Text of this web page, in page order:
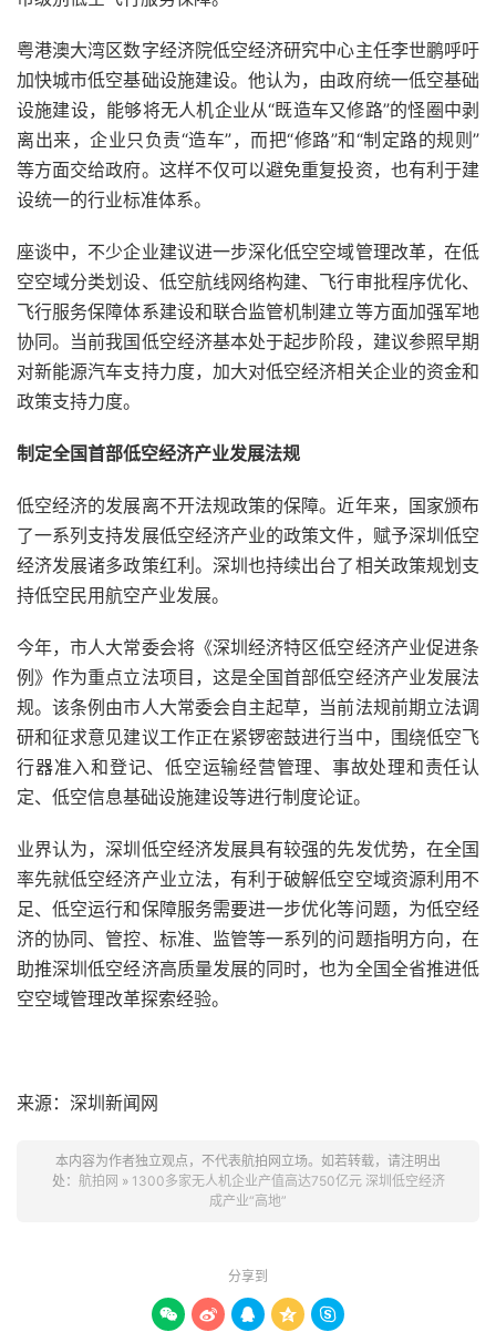
粤港澳大湾区数字经济院低空经济研究中心主任李世鹏呼吁
加快城市低空基础设施建设。他认为，由政府统一低空基础
设施建设，能够将无人机企业从“既造车又修路”的怪圈中剥
离出来，企业只负责“造车”，而把“修路”和“制定路的规则”
等方面交给政府。这样不仅可以避免重复投资，也有利于建
设统一的行业标准体系。
座谈中，不少企业建议进一步深化低空空域管理改革，在低
空空域分类划设、低空航线网络构建、飞行审批程序优化、
飞行服务保障体系建设和联合监管机制建立等方面加强军地
协同。当前我国低空经济基本处于起步阶段，建议参照早期
对新能源汽车支持力度，加大对低空经济相关企业的资金和
政策支持力度。
制定全国首部低空经济产业发展法规
低空经济的发展离不开法规政策的保障。近年来，国家颁布
了一系列支持发展低空经济产业的政策文件，赋予深圳低空
经济发展诸多政策红利。深圳也持续出台了相关政策规划支
持低空民用航空产业发展。
今年，市人大常委会将《深圳经济特区低空经济产业促进条
例》作为重点立法项目，这是全国首部低空经济产业发展法
规。该条例由市人大常委会自主起草，当前法规前期立法调
研和征求意见建议工作正在紧锣密鼓进行当中，围绕低空飞
行器准入和登记、低空运输经营管理、事故处理和责任认
定、低空信息基础设施建设等进行制度论证。
业界认为，深圳低空经济发展具有较强的先发优势，在全国
率先就低空经济产业立法，有利于破解低空空域资源利用不
足、低空运行和保障服务需要进一步优化等问题，为低空经
济的协同、管控、标准、监管等一系列的问题指明方向，在
助推深圳低空经济高质量发展的同时，也为全国全省推进低
空空域管理改革探索经验。
来源：深圳新闻网
本内容为作者独立观点，不代表航拍网立场。如若转载，请注明出
处： 航拍网 » 1300多家无人机企业产值高达750亿元 深圳低空经济
成产业“高地”
分享到
    